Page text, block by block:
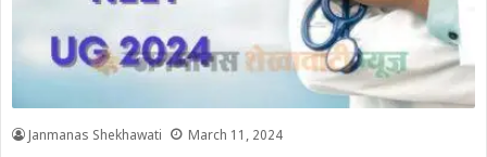
Janmanas Shekhawati March 11, 2024